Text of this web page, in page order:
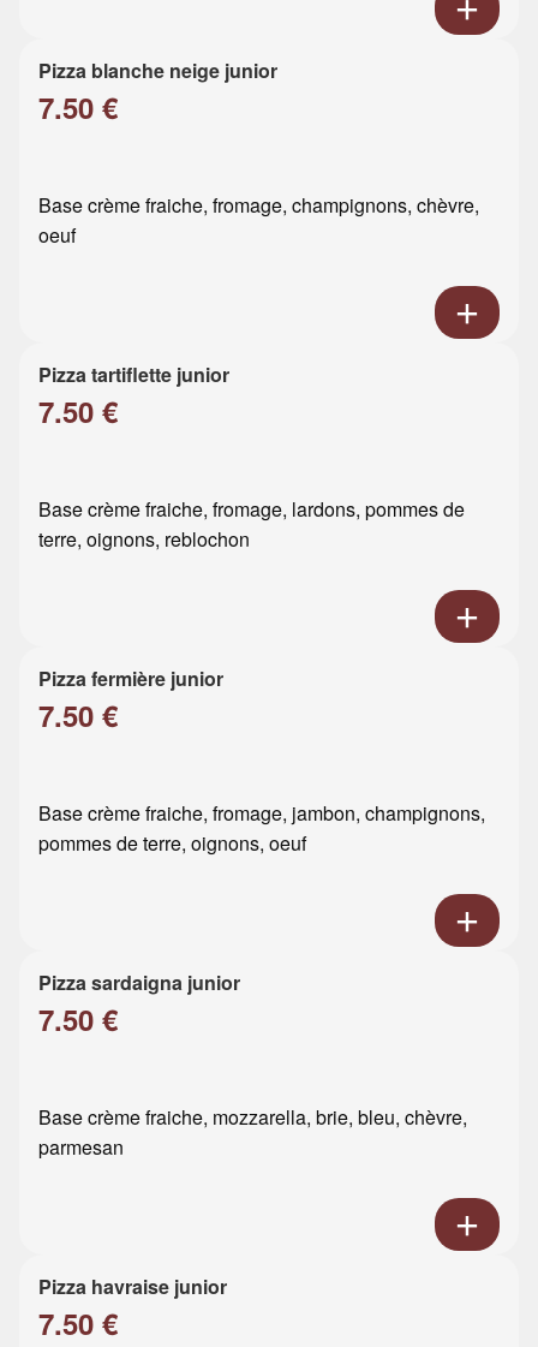
Pizza blanche neige junior
7.50 €
Base crème fraiche, fromage, champignons, chèvre,
oeuf
Pizza tartiflette junior
7.50 €
Base crème fraiche, fromage, lardons, pommes de
terre, oignons, reblochon
Pizza fermière junior
7.50 €
Base crème fraiche, fromage, jambon, champignons,
pommes de terre, oignons, oeuf
Pizza sardaigna junior
7.50 €
Base crème fraiche, mozzarella, brie, bleu, chèvre,
parmesan
Pizza havraise junior
7.50 €